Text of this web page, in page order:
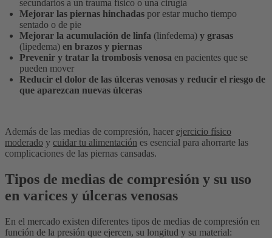
secundarios a un trauma físico o una cirugía
Mejorar las piernas hinchadas por estar mucho tiempo
sentado o de pie
Mejorar la acumulación de linfa (linfedema) y grasas
(lipedema) en brazos y piernas
Prevenir y tratar la trombosis venosa en pacientes que se
pueden mover
Reducir el dolor de las úlceras venosas y reducir el riesgo de
que aparezcan nuevas úlceras
Además de las medias de compresión, hacer ejercicio físico
moderado y cuidar tu alimentación es esencial para ahorrarte las
complicaciones de las piernas cansadas.
Tipos de medias de compresión y su uso
en varices y úlceras venosas
En el mercado existen diferentes tipos de medias de compresión en
función de la presión que ejercen, su longitud y su material: